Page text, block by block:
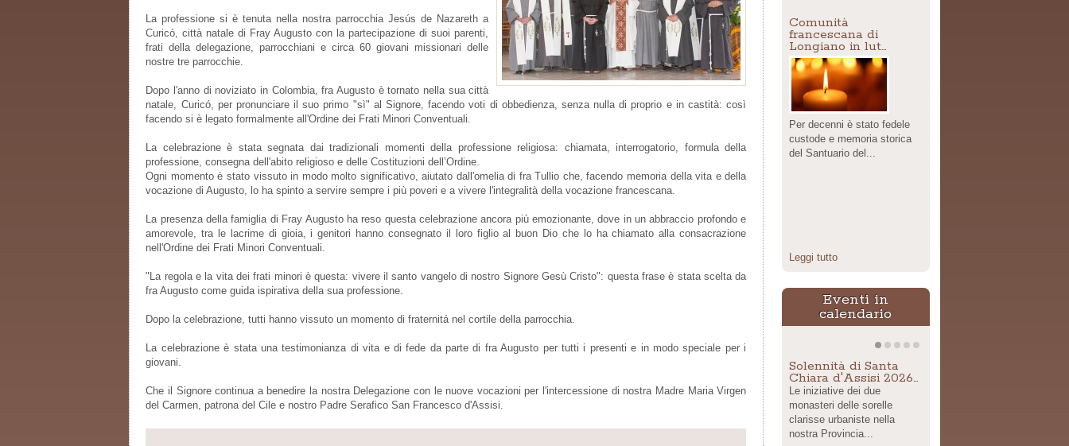
La professione si è tenuta nella nostra parrocchia Jesús de Nazareth a
Curicó, città natale di Fray Augusto con la partecipazione di suoi parenti,
frati della delegazione, parrocchiani e circa 60 giovani missionari delle
nostre tre parrocchie.
Dopo l'anno di noviziato in Colombia, fra Augusto è tornato nella sua città
natale, Curicó, per pronunciare il suo primo "sì" al Signore, facendo voti di obbedienza, senza nulla di proprio e in castità: così
facendo si è legato formalmente all'Ordine dei Frati Minori Conventuali.
La celebrazione è stata segnata dai tradizionali momenti della professione religiosa: chiamata, interrogatorio, formula della
professione, consegna dell'abito religioso e delle Costituzioni dell’Ordine.
Ogni momento è stato vissuto in modo molto significativo, aiutato dall'omelia di fra Tullio che, facendo memoria della vita e della
vocazione di Augusto, lo ha spinto a servire sempre i più poveri e a vivere l'integralità della vocazione francescana.
La presenza della famiglia di Fray Augusto ha reso questa celebrazione ancora più emozionante, dove in un abbraccio profondo e
amorevole, tra le lacrime di gioia, i genitori hanno consegnato il loro figlio al buon Dio che lo ha chiamato alla consacrazione
nell'Ordine dei Frati Minori Conventuali.
"La regola e la vita dei frati minori è questa: vivere il santo vangelo di nostro Signore Gesù Cristo": questa frase è stata scelta da
fra Augusto come guida ispirativa della sua professione.
Dopo la celebrazione, tutti hanno vissuto un momento di fraternitá nel cortile della parrocchia.
La celebrazione è stata una testimonianza di vita e di fede da parte di fra Augusto per tutti i presenti e in modo speciale per i
giovani.
Che il Signore continua a benedire la nostra Delegazione con le nuove vocazioni per l'intercessione di nostra Madre Maria Virgen
del Carmen, patrona del Cile e nostro Padre Serafico San Francesco d'Assisi.
Share
Comunità
francescana di
Longiano in lut…
Per decenni è stato fedele
custode e memoria storica
del Santuario del...
Leggi tutto
Eventi in
calendario
Solennità di Santa
Chiara d'Assisi 2026…
Le iniziative dei due
monasteri delle sorelle
clarisse urbaniste nella
nostra Provincia...